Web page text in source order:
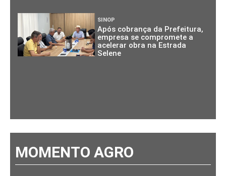
SINOP
Após cobrança da Prefeitura,
empresa se compromete a
acelerar obra na Estrada
Selene
MOMENTO AGRO